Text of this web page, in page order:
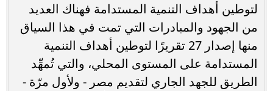
لتوطين أهداف التنمية المستدامة فهناك العديد
من الجهود والمبادرات التي تمت في هذا السياق
منها إصدار 27 تقريرًا لتوطين أهداف التنمية
المستدامة على المستوى المحلي، والتي تُمهِّد
الطريق للجهد الجاري لتقديم مصر - ولأول مرّة -